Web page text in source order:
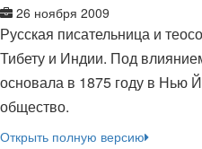
26 ноября 2009
Русская писательница и
Тибету и Индии. Под
основала в 1875 году в Нью
общество.
Открыть полную версию